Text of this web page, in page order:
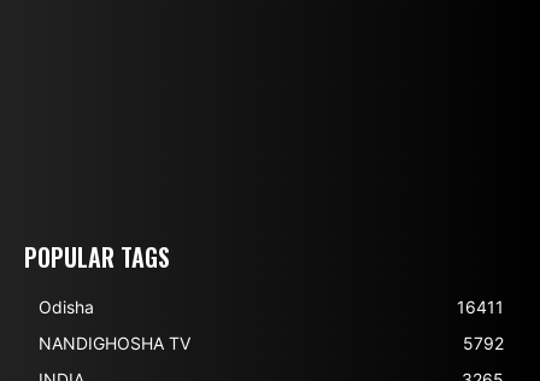
POPULAR TAGS
Odisha
16411
NANDIGHOSHA TV
5792